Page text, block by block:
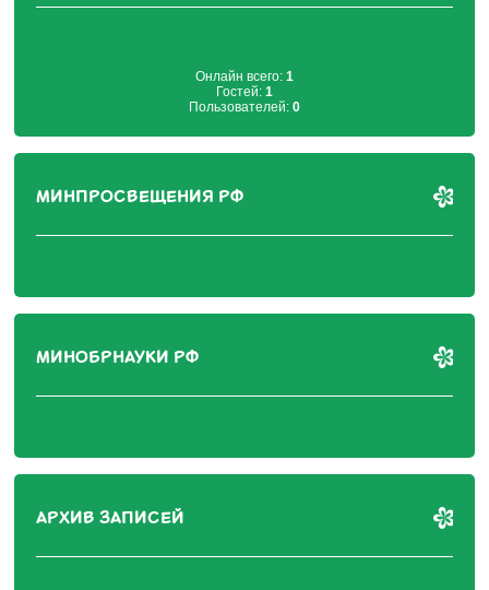
Онлайн всего: 1
Гостей: 1
Пользователей: 0
МИНПРОСВЕЩЕНИЯ РФ
МИНОБРНАУКИ РФ
АРХИВ ЗАПИСЕЙ